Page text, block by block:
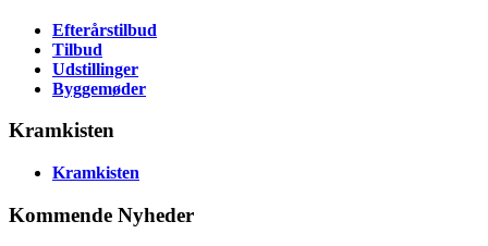
Efterårstilbud
Tilbud
Udstillinger
Byggemøder
Kramkisten
Kramkisten
Kommende Nyheder